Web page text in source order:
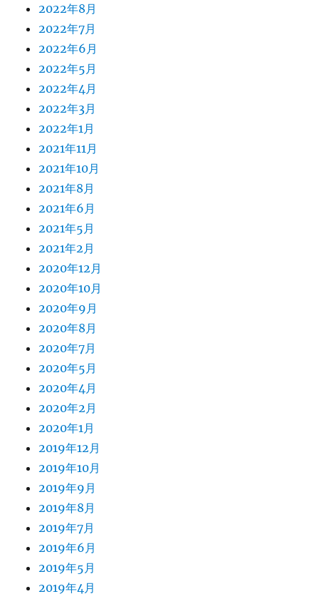
2022年8月
2022年7月
2022年6月
2022年5月
2022年4月
2022年3月
2022年1月
2021年11月
2021年10月
2021年8月
2021年6月
2021年5月
2021年2月
2020年12月
2020年10月
2020年9月
2020年8月
2020年7月
2020年5月
2020年4月
2020年2月
2020年1月
2019年12月
2019年10月
2019年9月
2019年8月
2019年7月
2019年6月
2019年5月
2019年4月